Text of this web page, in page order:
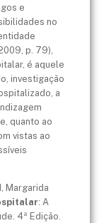
e
no
p. 79),
é aquele
investigação
a
quanto ao
vistas ao
Margarida
: A
4ª Edição.